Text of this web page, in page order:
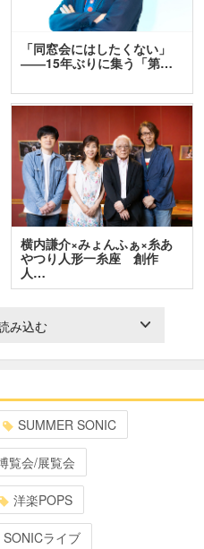
「同窓会にはしたくない」
――15年ぶりに集う「第…
横内謙介×みょんふぁ×糸あ
やつり人形一糸座 創作
人…
み込む
SUMMER SONIC
覧会/展覧会
洋楽POPS
ライブ